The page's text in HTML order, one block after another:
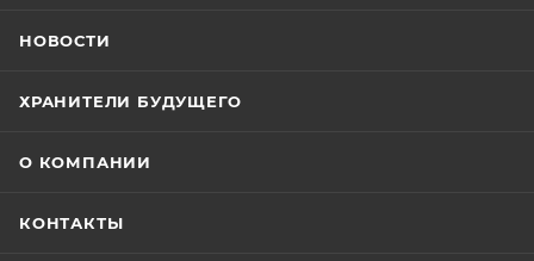
НОВОСТИ
ХРАНИТЕЛИ БУДУЩЕГО
О КОМПАНИИ
КОНТАКТЫ